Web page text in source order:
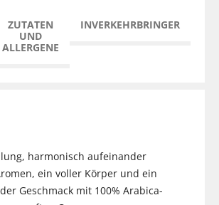
ZUTATEN
UND
ALLERGENE
INVERKEHRBRINGER
harmonisch aufeinander
ein voller Körper und ein
Geschmack mit 100% Arabica-